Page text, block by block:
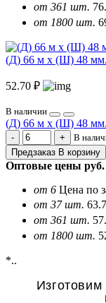
от 361 шт.
от 1800 шт.
(Д) 66 м х (Ш) 48
52.70 ₽
В наличии
(Д) 66 м х (Ш) 48
В
Предзаказ В корзину
Оптовые цены руб.
от 6 Цена по
от 37 шт.
от 361 шт.
от 1800 шт.
*..